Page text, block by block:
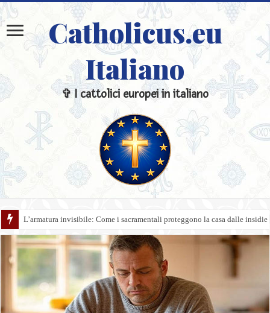
Catholicus.eu
Italiano
✞ I cattolici europei in italiano
L’armatura invisibile: Come i sacramentali proteggono la casa dalle